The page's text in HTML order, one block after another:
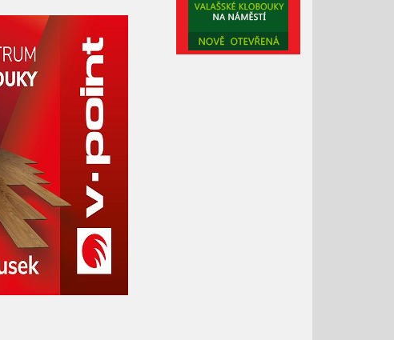
Prosinec 2020
Listopad 2020